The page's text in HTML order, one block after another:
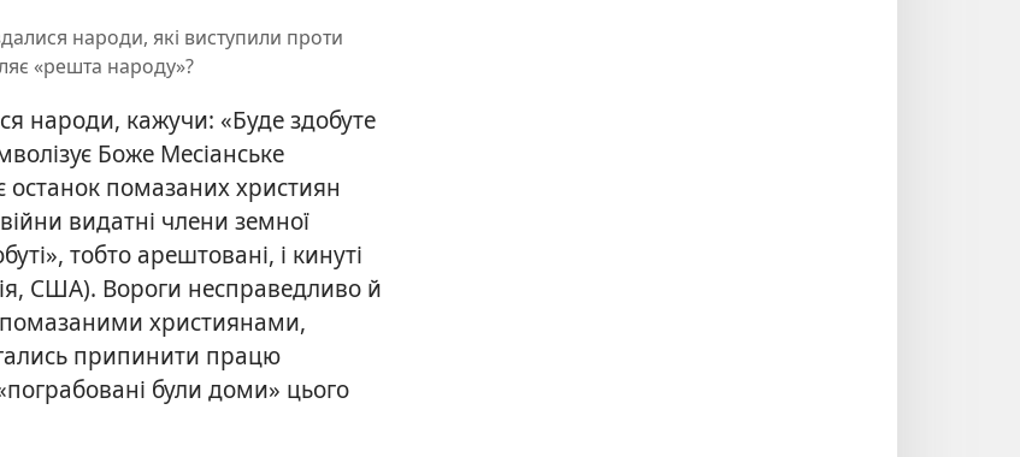
народи, які виступили проти
«решта народу»?
народи, кажучи: «Буде здобуте
Боже Месіанське
останок помазаних християн
видатні члени земної
тобто арештовані, і кинуті
США). Вороги несправедливо й
християнами,
припинити працю
були доми» цього